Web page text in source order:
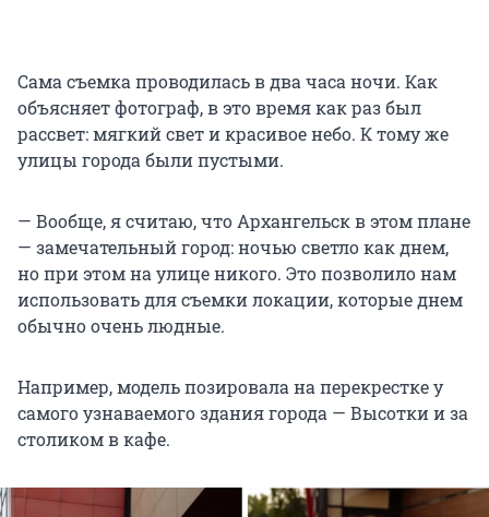
Сама съемка проводилась в два часа ночи. Как
объясняет фотограф, в это время как раз был
рассвет: мягкий свет и красивое небо. К тому же
улицы города были пустыми.
— Вообще, я считаю, что Архангельск в этом плане
— замечательный город: ночью светло как днем,
но при этом на улице никого. Это позволило нам
использовать для съемки локации, которые днем
обычно очень людные.
Например, модель позировала на перекрестке у
самого узнаваемого здания города — Высотки и за
столиком в кафе.